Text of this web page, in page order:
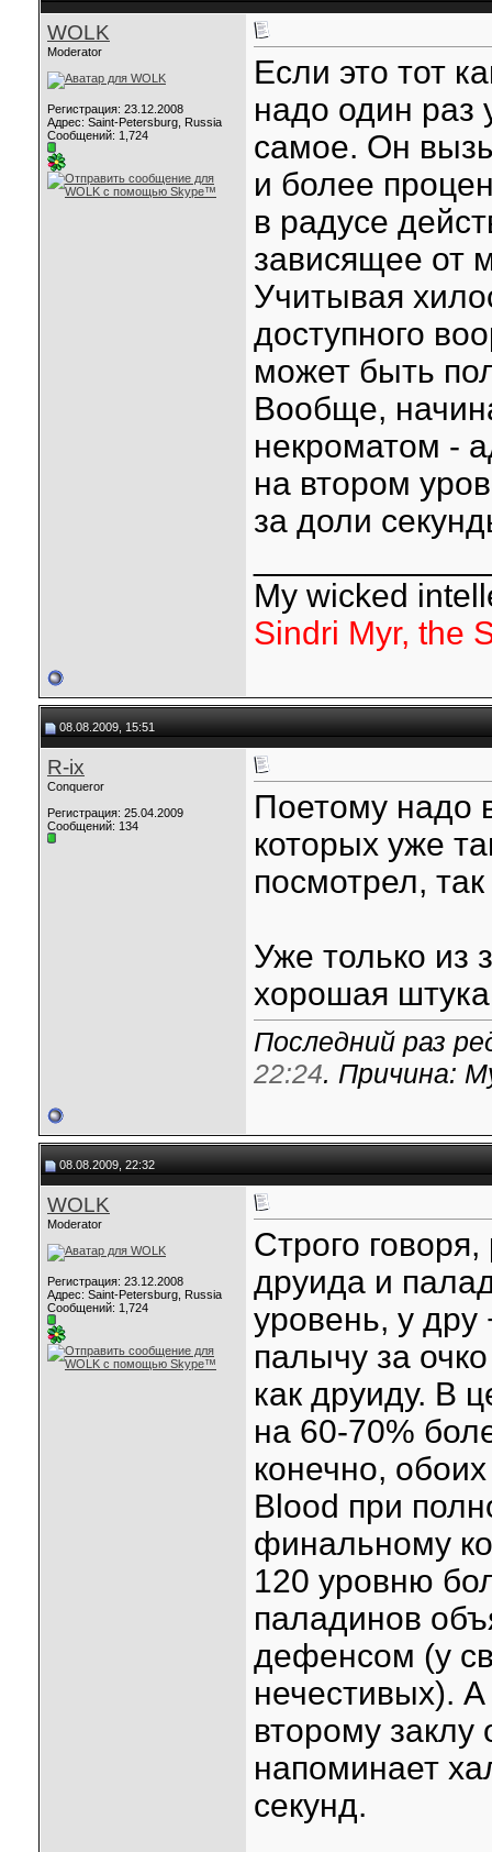
WOLK
Moderator
Регистрация: 23.12.2008
Адрес: Saint-Petersburg, Russia
Сообщений: 1,724
Если это тот
надо один раз
самое. Он
и более
в радусе
зависящее от
Учитывая
доступного
может быть
Вообще,
некроматом -
на втором
за доли
My wicked
Sindri Myr, the
08.08.2009, 15:51
R-ix
Conqueror
Регистрация: 25.04.2009
Сообщений: 134
Поетому надо
которых уже
посмотрел,
Уже только из
хорошая
Последний раз
22:24. Причина:
08.08.2009, 22:32
WOLK
Moderator
Регистрация: 23.12.2008
Адрес: Saint-Petersburg, Russia
Сообщений: 1,724
Строго
друида и
уровень, у
палычу за
как друиду. В
на 60-70%
конечно,
Blood при
финальному
120 уровню
паладинов
дефенсом (у
нечестивых).
второму заклу
напоминает
секунд.